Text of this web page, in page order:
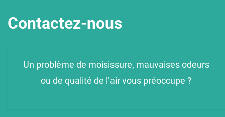
Contactez-nous
Un problème de moisissure, mauvaises odeurs
ou de qualité de l’air vous préoccupe ?